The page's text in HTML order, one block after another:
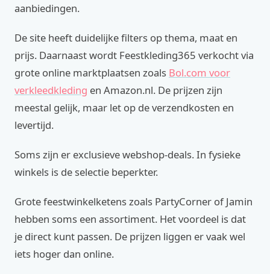
aanbiedingen.
De site heeft duidelijke filters op thema, maat en
prijs. Daarnaast wordt Feestkleding365 verkocht via
grote online marktplaatsen zoals Bol.com voor
verkleedkleding en Amazon.nl. De prijzen zijn
meestal gelijk, maar let op de verzendkosten en
levertijd.
Soms zijn er exclusieve webshop-deals. In fysieke
winkels is de selectie beperkter.
Grote feestwinkelketens zoals PartyCorner of Jamin
hebben soms een assortiment. Het voordeel is dat
je direct kunt passen. De prijzen liggen er vaak wel
iets hoger dan online.